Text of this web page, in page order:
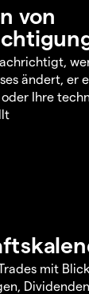
von
ändert, er
Ihre
mit